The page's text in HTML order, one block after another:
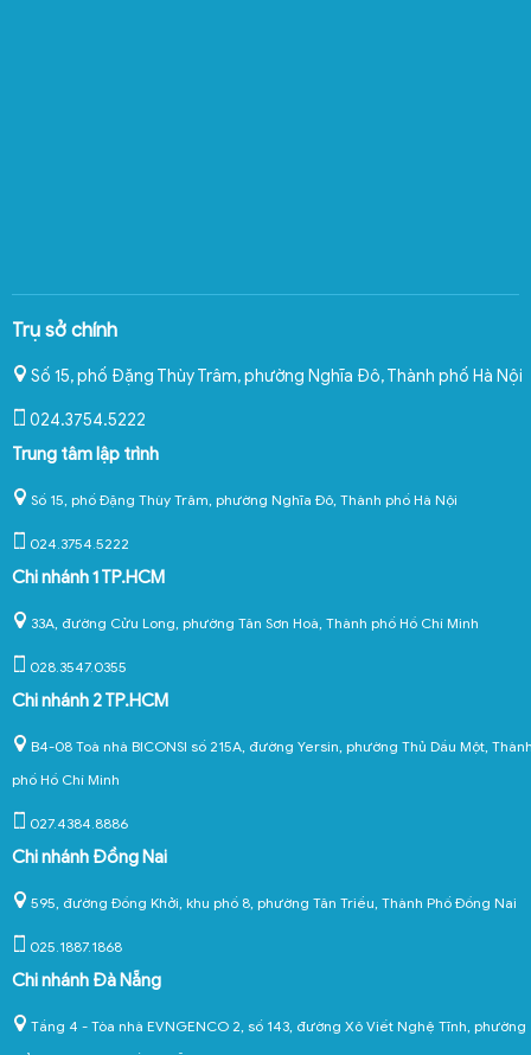
Trụ sở chính
Số 15, phố Đặng Thùy Trâm, phường Nghĩa Đô,Thành phố Hà Nội
024.3754.5222
Trung tâm lập trình
Số 15, phố Đặng Thùy Trâm, phường Nghĩa Đô, Thành phố Hà Nội
024.3754.5222
Chi nhánh 1 TP.HCM
33A, đường Cửu Long, phường Tân Sơn Hoà, Thành phố Hồ Chí Minh
028.3547.0355
Chi nhánh 2 TP.HCM
B4-08 Toà nhà BICONSI số 215A, đường Yersin, phường Thủ Dầu Một,
phố Hồ Chí Minh
027.4384.8886
Chi nhánh Đồng Nai
595, đường Đồng Khởi, khu phố 8, phường Tân Triều, Thành Phố Đồng Nai
025.1887.1868
Chi nhánh Đà Nẵng
Tầng 4 - Tòa nhà EVNGENCO 2, số 143, đường Xô Viết Nghệ Tĩnh, phường